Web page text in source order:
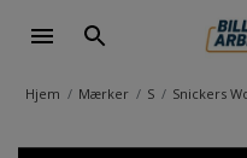
Hjem Mærker S Snickers